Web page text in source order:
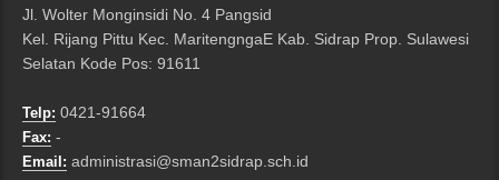
Jl. Wolter Monginsidi No. 4 Pangsid
Kel. Rijang Pittu Kec. MaritengngaE Kab. Sidrap Prop. Sulawesi
Selatan Kode Pos: 91611
Telp: 0421-91664
Fax: -
Email: administrasi@sman2sidrap.sch.id